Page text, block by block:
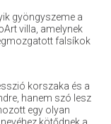
gyöngyszeme a
villa, amelynek
falsíkok
korszaka és a
hanem szó lesz
egy olyan